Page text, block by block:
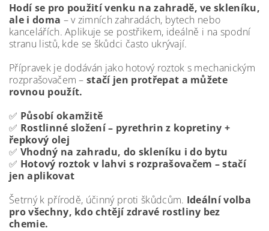
Hodí se pro použití venku na zahradě, ve skleníku,
ale i doma – v zimních zahradách, bytech nebo
kancelářích. Aplikuje se postřikem, ideálně i na spodní
stranu listů, kde se škůdci často ukrývají.
Přípravek je dodáván jako hotový roztok s mechanickým
rozprašovačem –stačí jen protřepat a můžete
rovnou použít.
✅ Působí okamžitě
✅ Rostlinné složení – pyrethrin z kopretiny +
řepkový olej
✅ Vhodný na zahradu, do skleníku i do bytu
✅ Hotový roztok v lahvi s rozprašovačem – stačí
jen aplikovat
Šetrný k přírodě, účinný proti škůdcům. Ideální volba
pro všechny, kdo chtějí zdravé rostliny bez
chemie.